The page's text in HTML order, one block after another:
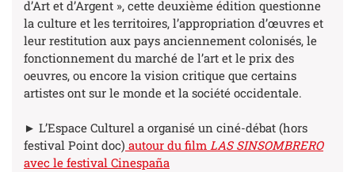
d’Art et d’Argent », cette deuxième édition questionne
la culture et les territoires, l’appropriation d’œuvres et
leur restitution aux pays anciennement colonisés, le
fonctionnement du marché de l’art et le prix des
oeuvres, ou encore la vision critique que certains
artistes ont sur le monde et la société occidentale.
► L’Espace Culturel a organisé un ciné-débat (hors
festival Point doc) autour du film LAS SINSOMBRERO
avec le festival Cinespaña